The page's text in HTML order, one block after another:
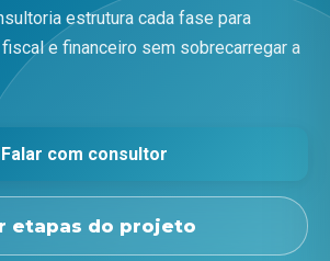
estrutura cada fase para
e financeiro sem sobrecarregar a
Falar com consultor
etapas do projeto